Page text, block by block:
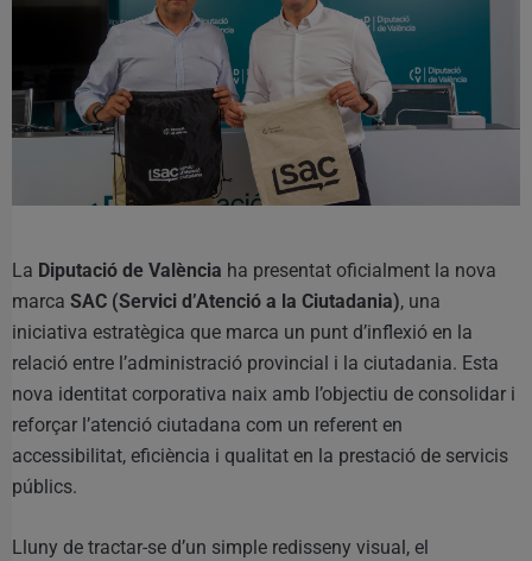
La Diputació de València ha presentat oficialment la nova
marca SAC (Servici d’Atenció a la Ciutadania), una
iniciativa estratègica que marca un punt d’inflexió en la
relació entre l’administració provincial i la ciutadania. Esta
nova identitat corporativa naix amb l’objectiu de consolidar i
reforçar l’atenció ciutadana com un referent en
accessibilitat, eficiència i qualitat en la prestació de servicis
públics.
Lluny de tractar-se d’un simple redisseny visual, el